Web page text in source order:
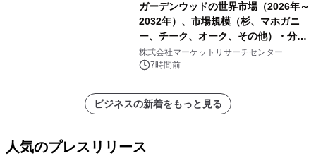
ガーデンウッドの世界市場（2026年～
2032年）、市場規模（杉、マホガニ
ー、チーク、オーク、その他）・分析
レポートを発表
株式会社マーケットリサーチセンター
7時間前
ビジネスの新着をもっと見る
人気のプレスリリース